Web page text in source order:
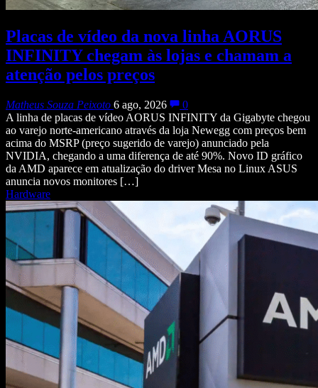
Placas de vídeo da nova linha AORUS
INFINITY chegam às lojas e chamam a
atenção pelos preços
Matheus Souza Peixoto 6 ago, 2026
0
A linha de placas de vídeo AORUS INFINITY da Gigabyte chegou
ao varejo norte-americano através da loja Newegg com preços bem
acima do MSRP (preço sugerido de varejo) anunciado pela
NVIDIA, chegando a uma diferença de até 90%. Novo ID gráfico
da AMD aparece em atualização do driver Mesa no Linux ASUS
anuncia novos monitores […]
Hardware